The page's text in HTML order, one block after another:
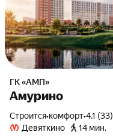
ГК «АМП»
Амурино
Строится•комфорт•4.1 (33)
Девяткино
14 мин.